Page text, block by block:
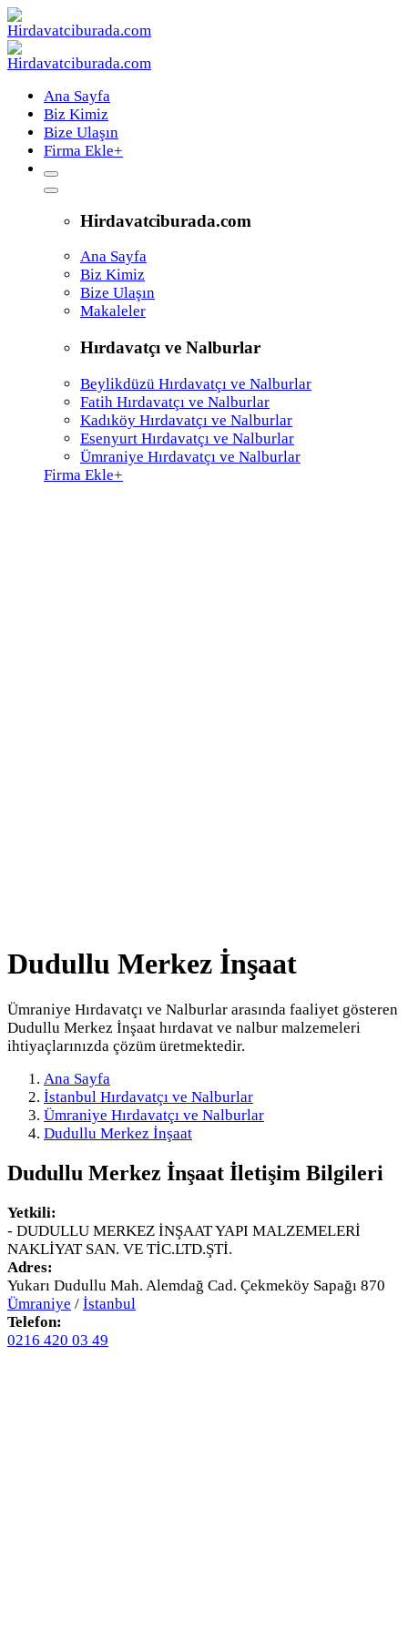
Ana Sayfa
Biz Kimiz
Bize Ulaşın
Firma Ekle+
Hirdavatciburada.com
Ana Sayfa
Biz Kimiz
Bize Ulaşın
Makaleler
Hırdavatçı ve Nalburlar
Beylikdüzü Hırdavatçı ve Nalburlar
Fatih Hırdavatçı ve Nalburlar
Kadıköy Hırdavatçı ve Nalburlar
Esenyurt Hırdavatçı ve Nalburlar
Ümraniye Hırdavatçı ve Nalburlar
Firma Ekle+
Dudullu Merkez İnşaat
Ümraniye Hırdavatçı ve Nalburlar arasında faaliyet gösteren
Dudullu Merkez İnşaat hırdavat ve nalbur malzemeleri
ihtiyaçlarınızda çözüm üretmektedir.
Ana Sayfa
İstanbul Hırdavatçı ve Nalburlar
Ümraniye Hırdavatçı ve Nalburlar
Dudullu Merkez İnşaat
Dudullu Merkez İnşaat İletişim Bilgileri
Yetkili:
- DUDULLU MERKEZ İNŞAAT YAPI MALZEMELERİ
NAKLİYAT SAN. VE TİC.LTD.ŞTİ.
Adres:
Yukarı Dudullu Mah. Alemdağ Cad. Çekmeköy Sapağı 870
Ümraniye / İstanbul
Telefon:
0216 420 03 49